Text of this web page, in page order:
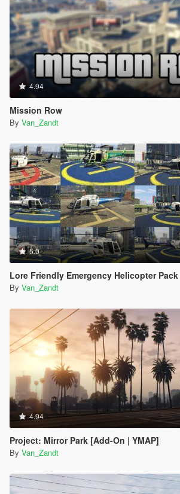
4.94
Mission Row
By Van_Zandt
5.0
Lore Friendly Emergency Helicopter Pack
By Van_Zandt
4.94
Project: Mirror Park [Add-On | YMAP]
By Van_Zandt